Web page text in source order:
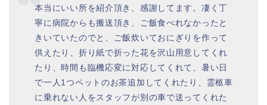
本当にいい所を紹介頂き、感謝してます。凄く丁
寧に病院からも搬送頂き、ご飯食べれなかったと
きいていたのでと、ご飯炊いておにぎりを作って
供えたり、折り紙で折った花を沢山用意してくれ
たり、時間も臨機応変に対応してくれて、暑い日
で一人1つペットのお茶追加してくれたり、霊柩車
に乗れない人をスタッフが別の車で送ってくれた